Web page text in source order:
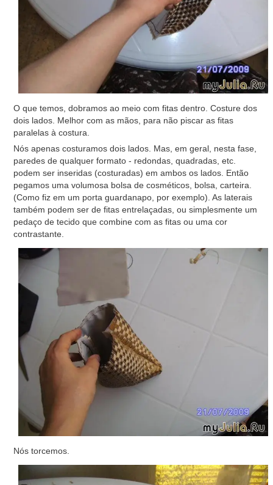
O que temos, dobramos ao meio com fitas dentro. Costure dos
dois lados. Melhor com as mãos, para não piscar as fitas
paralelas à costura.
Nós apenas costuramos dois lados. Mas, em geral, nesta fase,
paredes de qualquer formato - redondas, quadradas, etc.
podem ser inseridas (costuradas) em ambos os lados. Então
pegamos uma volumosa bolsa de cosméticos, bolsa, carteira.
(Como fiz em um porta guardanapo, por exemplo). As laterais
também podem ser de fitas entrelaçadas, ou simplesmente um
pedaço de tecido que combine com as fitas ou uma cor
contrastante.
Nós torcemos.